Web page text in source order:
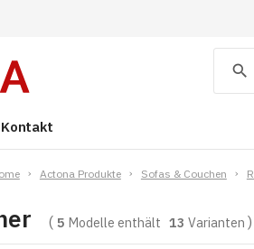
Kontakt
search
Actona Produkte Sofas & Couchen
5 Modelle enthält13 Varianten